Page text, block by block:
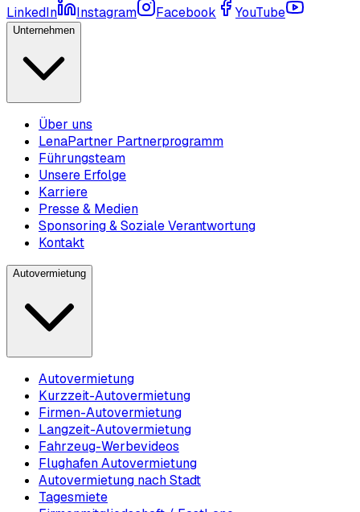
LinkedIn
Instagram Facebook YouTube
Unternehmen
Über uns
LenaPartner Partnerprogramm
Führungsteam
Unsere Erfolge
Karriere
Presse & Medien
Sponsoring & Soziale Verantwortung
Kontakt
Autovermietung
Autovermietung
Kurzzeit-Autovermietung
Firmen-Autovermietung
Langzeit-Autovermietung
Fahrzeug-Werbevideos
Flughafen Autovermietung
Autovermietung nach Stadt
Tagesmiete